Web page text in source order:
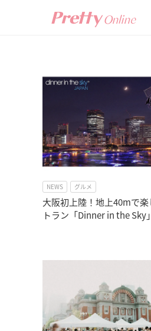
NEWS グルメ
大阪初上陸！地上40mで
トラン「Dinner in the Sky」